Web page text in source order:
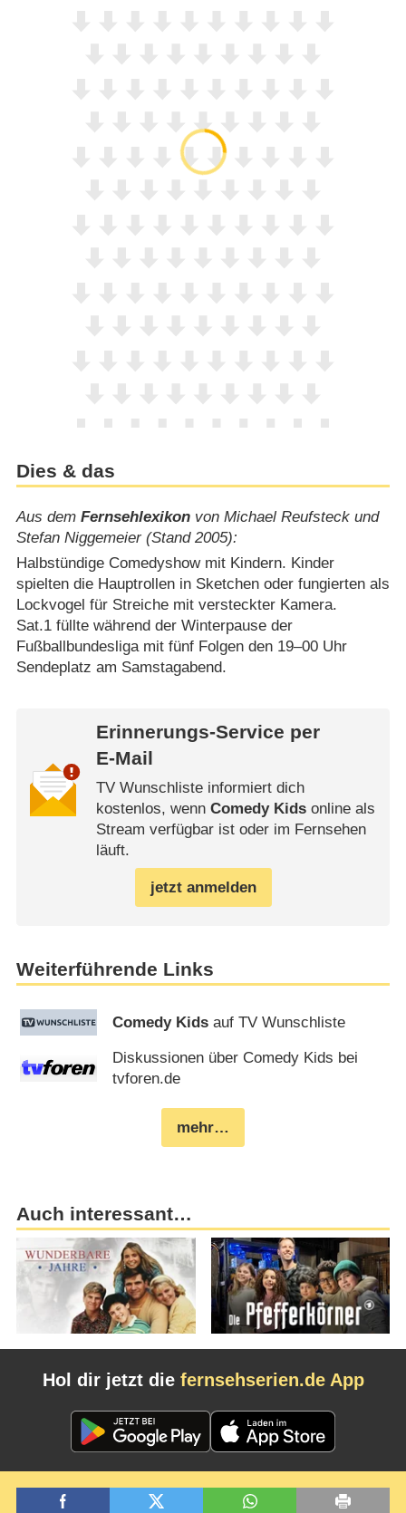
Dies & das
Aus dem Fernsehlexikonvon Michael Reufsteck und
Stefan Niggemeier (Stand 2005):
Halbstündige Comedyshow mit Kindern. Kinder
spielten die Hauptrollen in Sketchen oder fungierten als
Lockvogel für Streiche mit versteckter Kamera.
Sat.1 füllte während der Winterpause der
Fußballbundesliga mit fünf Folgen den 19⁠–⁠00 Uhr
Sendeplatz am Samstagabend.
Erinnerungs-Service per
E-Mail
TV Wunschliste informiert dich
kostenlos, wenn Comedy Kidsonline als
Stream verfügbar ist oder im Fernsehen
läuft.
jetzt anmelden
Weiterführende Links
Comedy Kids auf TV Wunschliste
Diskussionen über Comedy Kids bei
tvforen.de
mehr…
Auch interessant…
Hol dir jetzt die fernsehserien.de App